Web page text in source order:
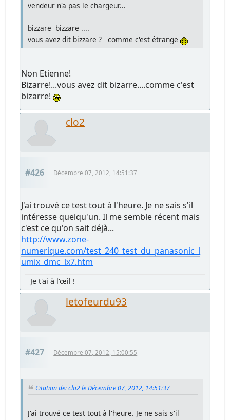
vendeur n'a pas le chargeur...
bizzare bizzare ....
vous avez dit bizzare ? comme c'est étrange
Non Etienne!
Bizarre!...vous avez dit bizarre....comme c'est
bizarre!
clo2
#426 Décembre 07, 2012, 14:51:37
J'ai trouvé ce test tout à l'heure. Je ne sais s'il
intéresse quelqu'un. Il me semble récent mais
c'est ce qu'on sait déjà...
http://www.zone-
numerique.com/test_240_test_du_panasonic_l
umix_dmc_lx7.htm
Je t'ai à l'œil !
letofeurdu93
#427 Décembre 07, 2012, 15:00:55
Citation de: clo2 le Décembre 07, 2012, 14:51:37
J'ai trouvé ce test tout à l'heure. Je ne sais s'il